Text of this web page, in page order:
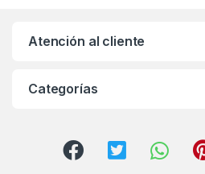
Atención al cliente
Categorías